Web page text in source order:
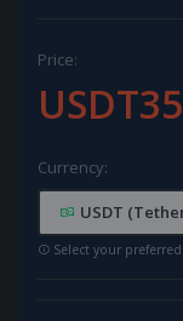
Price:
USDT35
Currency:
USDT
Select your